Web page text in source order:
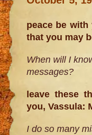
peace be
that you may
When will I
messages?
leave these
you, Vassula:
I do so many